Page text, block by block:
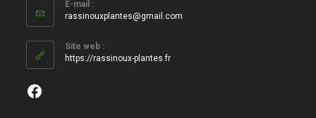
E-mail :
rassinouxplantes@gmail.com
Site web :
https://rassinoux-plantes.fr
Facebook